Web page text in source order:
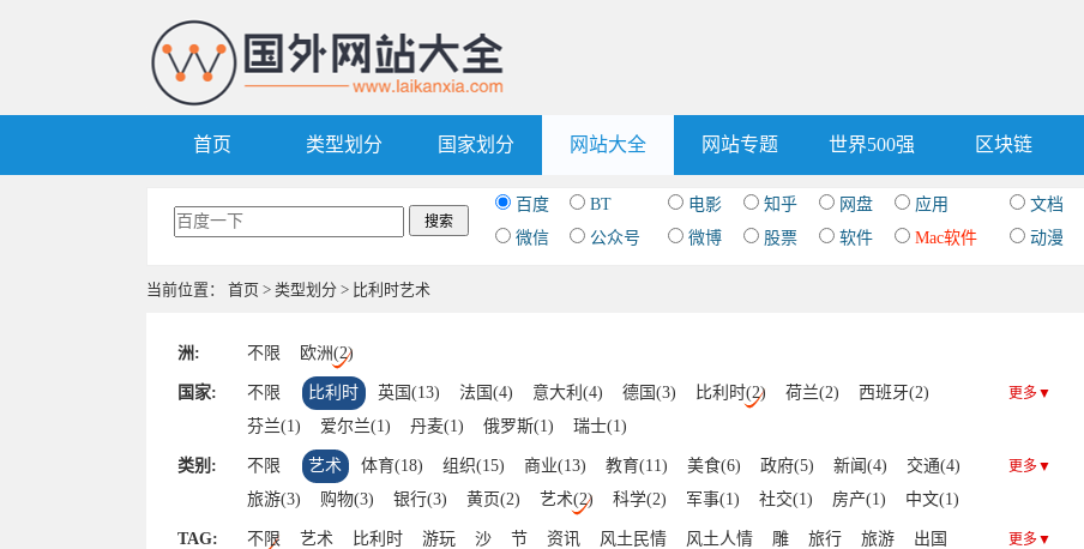
首页 类型划分 国家划分 网站大全 网站专题 世界500强 区块链
百度 BT 电影 知乎 网盘 应用 文档
微信
公众号 微博 股票 软件 Mac软件 动漫
当前位置： 首页 > 类型划分 > 比利时艺术
洲: 不限 欧洲(2)
国家: 不限 比利时 英国(13) 法国(4) 意大利(4) 德国(3) 比利时(2) 荷兰(2)
西班牙(2)
芬兰(1)
爱尔兰(1) 丹麦(1) 俄罗斯(1) 瑞士(1)
更多▼
类别: 不限 艺术 体育(18) 组织(15) 商业(13) 教育(11) 美食(6) 政府(5) 新闻(4)
交通(4)
旅游(3)
购物(3) 银行(3) 黄页(2) 艺术(2) 科学(2) 军事(1) 社交(1) 房产(1)
中文(1)
其他(1)
设计(1) 摄影(1)
更多▼
TAG: 不限 艺术 比利时 游玩 沙 节 资讯 风土民情 风土人情 雕 旅行 旅游
出国
更多▼